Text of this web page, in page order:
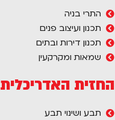
התרי בניה
תכנון ועיצוב פנים
תכנון דירות ובתים
שמאות ומקרקעין
החזית האדריכלית
תבע ושינוי תבע